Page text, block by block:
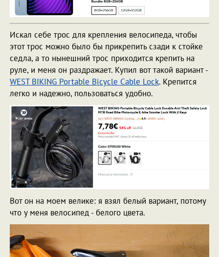
Искал себе трос для крепления велосипеда, чтобы
этот трос можно было бы прикрепить сзади к стойке
седла, а то нынешний трос приходится крепить на
руле, и меня он раздражает. Купил вот такой вариант -
WEST BIKING Portable Bicycle Cable Lock. Крепится
легко и надежно, пользоваться удобно.
Вот он на моем велике: я взял белый вариант, потому
что у меня велосипед - белого цвета.